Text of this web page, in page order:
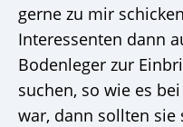
gerne zu mir
Interessenten dann
Bodenleger zur
suchen, so wie es
war, dann sollten sie